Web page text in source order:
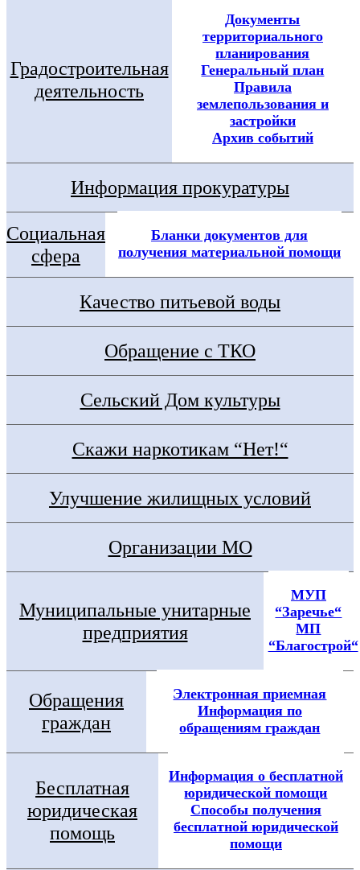
Градостроительная
деятельность
Документы
территориального
планирования
Генеральный план
Правила
землепользования и
застройки
Архив событий
Информация прокуратуры
Социальная
сфера
Бланки документов для
получения материальной помощи
Качество питьевой воды
Обращение с ТКО
Сельский Дом культуры
Скажи наркотикам “Нет!“
Улучшение жилищных условий
Организации МО
Муниципальные унитарные
предприятия
МУП
“Заречье“
МП
“Благострой“
Обращения
граждан
Электронная приемная
Информация по
обращениям граждан
Бесплатная
юридическая
помощь
Информация о бесплатной
юридической помощи
Способы получения
бесплатной юридической
помощи